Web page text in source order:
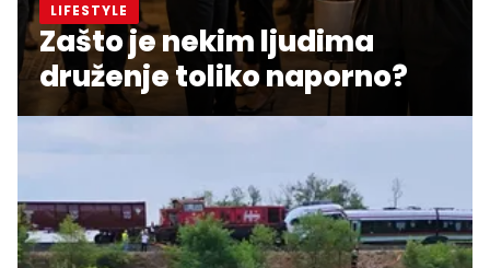
LIFESTYLE
Zašto je nekim ljudima
druženje toliko naporno?